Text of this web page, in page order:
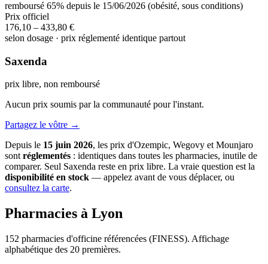
remboursé 65% depuis le 15/06/2026 (obésité, sous conditions)
Prix officiel
176,10 – 433,80 €
selon dosage · prix réglementé identique partout
Saxenda
prix libre, non remboursé
Aucun prix soumis par la communauté pour l'instant.
Partagez le vôtre →
Depuis le 15 juin 2026, les prix d'Ozempic, Wegovy et Mounjaro
sontréglementés : identiques dans toutes les pharmacies, inutile de
comparer. Seul Saxenda reste en prix libre. La vraie question est la
disponibilité en stock — appelez avant de vous déplacer, ou
consultez la carte.
Pharmacies à Lyon
152 pharmacies d'officine référencées (FINESS). Affichage
alphabétique des 20 premières.